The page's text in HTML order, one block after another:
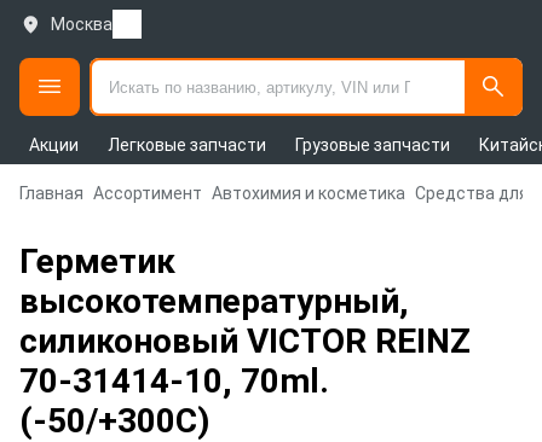
Москва
Акции Легковые запчасти Грузовые запчасти
Главная Ассортимент Автохимия и косметика Средства для
Герметик
высокотемпературный,
силиконовый VICTOR REINZ
70-31414-10, 70ml.
(-50/+300C)